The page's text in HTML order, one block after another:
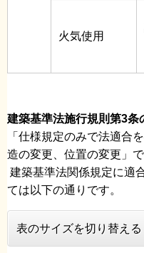
火気使用
建築基準法施行規則第3条
「仕様規定のみで法適合
造の変更、位置の変更」で
建築基準法関係規定に適
ては以下の通りです。
表のサイズを切り替える